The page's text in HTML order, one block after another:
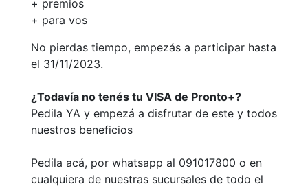
+ premios
+ para vos
No pierdas tiempo, empezás a participar hasta
el 31/11/2023.
¿Todavía no tenés tu VISA de Pronto+?
Pedila YA y empezá a disfrutar de este y todos
nuestros beneficios
Pedila acá, por whatsapp al 091017800 o en
cualquiera de nuestras sucursales de todo el